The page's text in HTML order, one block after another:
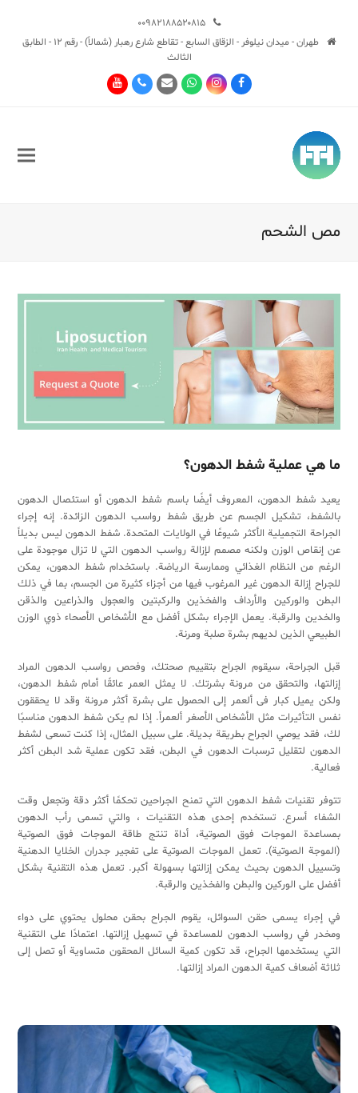
طهران - ميدان نيلوفر - الزقاق السابع - تقاطع شارع رهبار (شمالاً) - رقم 12 - الطابق
الثالث
Facebook
Instagram
Whatsapp
Email
Phone
Youtube
مص الشحم
ما هي عملية شفط الدهون؟
يعيد شفط الدهون، المعروف أيضًا باسم شفط الدهون أو استئصال الدهون
بالشفط، تشكيل الجسم عن طريق شفط رواسب الدهون الزائدة. إنه إجراء
الجراحة التجميلية الأكثر شيوعًا في الولايات المتحدة. شفط الدهون ليس بديلاً
عن إنقاص الوزن ولكنه مصمم لإزالة رواسب الدهون التي لا تزال موجودة على
الرغم من النظام الغذائي وممارسة الرياضة. باستخدام شفط الدهون، يمكن
للجراح إزالة الدهون غير المرغوب فيها من أجزاء كثيرة من الجسم، بما في ذلك
البطن والوركين والأرداف والفخذين والركبتين والعجول والذراعين والذقن
والخدين والرقبة. يعمل الإجراء بشكل أفضل مع الأشخاص الأصحاء ذوي الوزن
الطبيعي الذين لديهم بشرة صلبة ومرنة.
قبل الجراحة، سيقوم الجراح بتقييم صحتك، وفحص رواسب الدهون المراد
إزالتها، والتحقق من مرونة بشرتك. لا يمثل العمر عائقًا أمام شفط الدهون،
ولكن يميل كبار فی ألعمر إلى الحصول على بشرة أكثر مرونة وقد لا يحققون
نفس التأثيرات مثل الأشخاص الأصغر ألعمراً. إذا لم يكن شفط الدهون مناسبًا
لك، فقد يوصي الجراح بطريقة بديلة. على سبيل المثال، إذا كنت تسعى لشفط
الدهون لتقليل ترسبات الدهون في البطن، فقد تكون عملية شد البطن أكثر
فعالية.
تتوفر تقنيات شفط الدهون التي تمنح الجراحين تحكمًا أكثر دقة وتجعل وقت
الشفاء أسرع. تستخدم إحدى هذه التقنيات ، والتي تسمى رأب الدهون
بمساعدة الموجات فوق الصوتية، أداة تنتج طاقة الموجات فوق الصوتية
(الموجة الصوتية). تعمل الموجات الصوتية على تفجير جدران الخلايا الدهنية
وتسييل الدهون بحيث يمكن إزالتها بسهولة أكبر. تعمل هذه التقنية بشكل
أفضل على الوركين والبطن والفخذين والرقبة.
في إجراء يسمى حقن السوائل، يقوم الجراح بحقن محلول يحتوي على دواء
ومخدر في رواسب الدهون للمساعدة في تسهيل إزالتها. اعتمادًا على التقنية
التي يستخدمها الجراح، قد تكون كمية السائل المحقون متساوية أو تصل إلى
ثلاثة أضعاف كمية الدهون المراد إزالتها.